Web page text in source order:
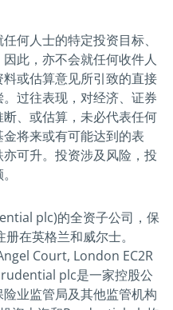
何人士的特定投资目标、
此，亦不会就任何收件人
或估算意见所引致的直接
过往表现，对经济、证券
、或估算，未必代表任何
将来或有可能达到的表
可升。投资涉及风险，投
plc)的全资子公司，保
在英格兰和威尔士。
Court, London EC2R
plc是一家控股公
业监管局及其他监管机构